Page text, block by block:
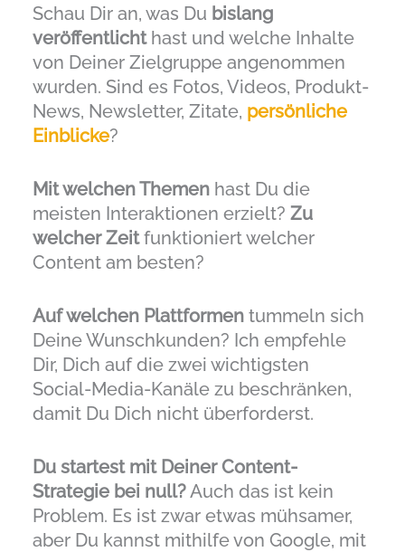
Schau Dir an, was Du bislang
veröffentlichthast und welche Inhalte
von Deiner Zielgruppe angenommen
wurden. Sind es Fotos, Videos, Produkt-
News, Newsletter, Zitate, persönliche
Einblicke?
Mit welchen Themen hast Du die
meisten Interaktionen erzielt?Zu
welcher Zeitfunktioniert welcher
Content am besten?
Auf welchen Plattformen tummeln sich
Deine Wunschkunden? Ich empfehle
Dir, Dich auf die zwei wichtigsten
Social-Media-Kanäle zu beschränken,
damit Du Dich nicht überforderst.
Du startest mit Deiner Content-
Strategie bei null?Auch das ist kein
Problem. Es ist zwar etwas mühsamer,
aber Du kannst mithilfe von Google, mit